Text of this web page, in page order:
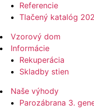
Referencie
Tlačený katalóg
Vzorový dom
Informácie
Rekuperácia
Skladby stien
Naše výhody
Parozábrana 3.